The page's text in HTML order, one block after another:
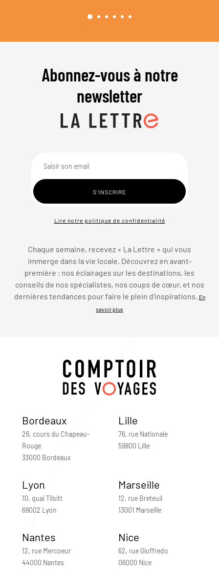
Abonnez-vous à notre
newsletter
Lire notre politique de confidentialité
Chaque semaine, recevez « La Lettre » qui vous
immerge dans la vie locale. Découvrez en avant-
première : nos éclairages sur les destinations, les
conseils de nos spécialistes, nos coups de cœur, et nos
dernières tendances pour faire le plein d’inspirations.
En
savoir plus
Bordeaux
26, cours du Chapeau-
Rouge
33000 Bordeaux
Lille
76, rue Nationale
59800 Lille
Lyon
10, quai Tilsitt
69002 Lyon
Marseille
12, rue Breteuil
13001 Marseille
Nantes
12, rue Mercoeur
44000 Nantes
Nice
62, rue Gioffredo
06000 Nice